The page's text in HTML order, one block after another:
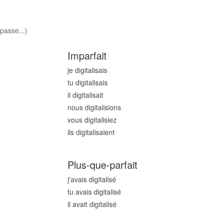
Imparfait
je digitalisais
tu digitalisais
il digitalisait
nous digitalisions
vous digitalisiez
ils digitalisaient
Plus-que-parfait
j'avais digitalisé
tu avais digitalisé
il avait digitalisé